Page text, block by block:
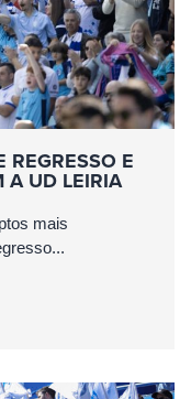
REGRESSO E
A UD LEIRIA
mais